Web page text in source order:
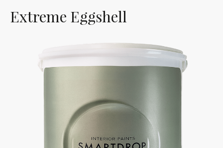
Extreme Eggshell